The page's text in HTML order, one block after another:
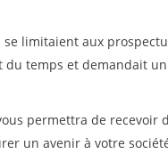
limitaient aux
temps et demandait
permettra de recevoir
un avenir à votre